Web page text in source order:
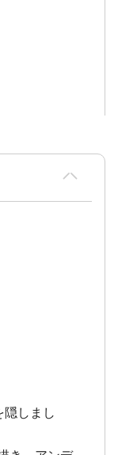
隠しまし